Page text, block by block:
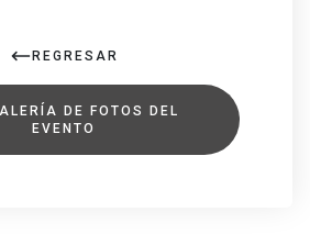
REGRESAR
DE FOTOS DEL
EVENTO